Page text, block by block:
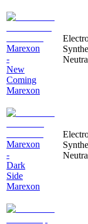
Marexon
-
New
Coming
Marexon
Marexon
-
Dark
Side
Marexon